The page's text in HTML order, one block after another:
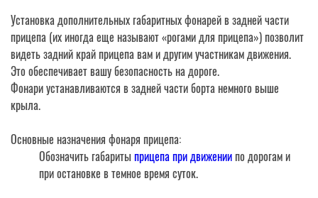
Установка дополнительных габаритных фонарей в задней части
прицепа (их иногда еще называют «рогами для прицепа») позволит
видеть задний край прицепа вам и другим участникам движения.
Это обеспечивает вашу безопасность на дороге.
Фонари устанавливаются в задней части борта немного выше
крыла.
Основные назначения фонаря прицепа:
Обозначить габариты прицепа при движениипо дорогам и
при остановке в темное время суток.